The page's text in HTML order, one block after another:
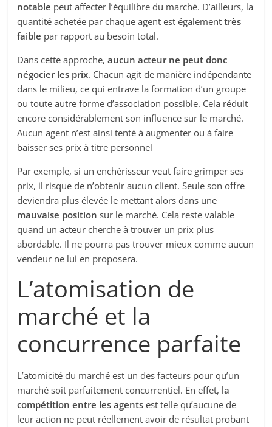
notable peut affecter l’équilibre du marché. D’ailleurs, la
quantité achetée par chaque agent est égalementtrès
faible par rapport au besoin total.
Dans cette approche,aucun acteur ne peut donc
négocier les prix. Chacun agit de manière indépendante
dans le milieu, ce qui entrave la formation d’un groupe
ou toute autre forme d’association possible. Cela réduit
encore considérablement son influence sur le marché.
Aucun agent n’est ainsi tenté à augmenter ou à faire
baisser ses prix à titre personnel
Par exemple, si un enchérisseur veut faire grimper ses
prix, il risque de n’obtenir aucun client. Seule son offre
deviendra plus élevée le mettant alors dans une
mauvaise position sur le marché. Cela reste valable
quand un acteur cherche à trouver un prix plus
abordable. Il ne pourra pas trouver mieux comme aucun
vendeur ne lui en proposera.
L’atomisation de
marché et la
concurrence parfaite
L’atomicité du marché est un des facteurs pour qu’un
marché soit parfaitement concurrentiel. En effet, la
compétition entre les agents est telle qu’aucune de
leur action ne peut réellement avoir de résultat probant